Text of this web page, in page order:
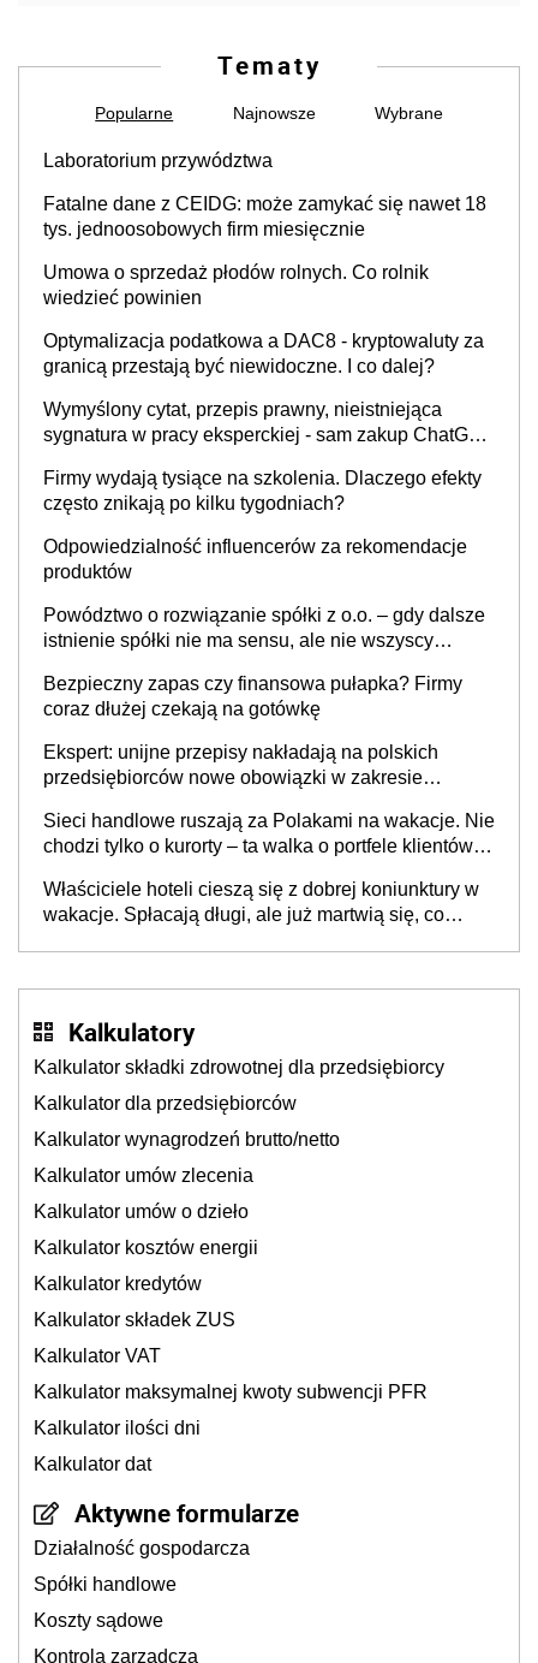
Tematy
Popularne Najnowsze Wybrane
Laboratorium przywództwa
Fatalne dane z CEIDG: może zamykać się nawet 18
tys. jednoosobowych firm miesięcznie
Umowa o sprzedaż płodów rolnych. Co rolnik
wiedzieć powinien
Optymalizacja podatkowa a DAC8 - kryptowaluty za
granicą przestają być niewidoczne. I co dalej?
Wymyślony cytat, przepis prawny, nieistniejąca
sygnatura w pracy eksperckiej - sam zakup ChatGPT
Firmy wydają tysiące na szkolenia. Dlaczego efekty
często znikają po kilku tygodniach?
Odpowiedzialność influencerów za rekomendacje
produktów
Powództwo o rozwiązanie spółki z o.o. – gdy dalsze
istnienie spółki nie ma sensu, ale nie wszyscy
Bezpieczny zapas czy finansowa pułapka? Firmy
coraz dłużej czekają na gotówkę
Ekspert: unijne przepisy nakładają na polskich
przedsiębiorców nowe obowiązki w zakresie
Sieci handlowe ruszają za Polakami na wakacje. Nie
chodzi tylko o kurorty – ta walka o portfele klientów
cichu
Właściciele hoteli cieszą się z dobrej koniunktury w
wakacje. Spłacają długi, ale już martwią się, co
Kalkulatory
Kalkulator składki zdrowotnej dla przedsiębiorcy
Kalkulator dla przedsiębiorców
Kalkulator wynagrodzeń brutto/netto
Kalkulator umów zlecenia
Kalkulator umów o dzieło
Kalkulator kosztów energii
Kalkulator kredytów
Kalkulator składek ZUS
Kalkulator VAT
Kalkulator maksymalnej kwoty subwencji PFR
Kalkulator ilości dni
Kalkulator dat
Aktywne formularze
Działalność gospodarcza
Spółki handlowe
Koszty sądowe
Kontrola zarządcza